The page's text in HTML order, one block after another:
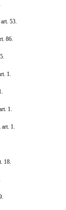
53.
86.
1.
1.
1.
18.